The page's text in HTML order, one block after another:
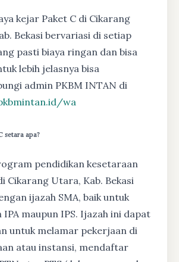
kejar Paket C di Cikarang
Bekasi bervariasi di setiap
pasti biaya ringan dan bisa
lebih jelasnya bisa
admin PKBM INTAN di
wa
setara apa?
pendidikan kesetaraan
Cikarang Utara, Kab. Bekasi
ijazah SMA, baik untuk
maupun IPS. Ijazah ini dapat
untuk melamar pekerjaan di
atau instansi, mendaftar